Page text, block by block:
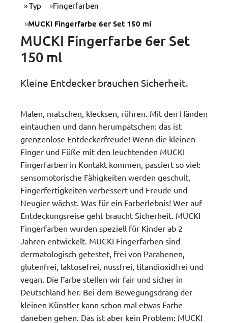
Typ Fingerfarben
MUCKI Fingerfarbe 6er Set 150 ml
MUCKI Fingerfarbe 6er Set
150 ml
Kleine Entdecker brauchen Sicherheit.
Malen, matschen, klecksen, rühren. Mit den Händen
eintauchen und dann herumpatschen: das ist
grenzenlose Entdeckerfreude! Wenn die kleinen
Finger und Füße mit den leuchtenden MUCKI
Fingerfarben in Kontakt kommen, passiert so viel:
sensomotorische Fähigkeiten werden geschult,
Fingerfertigkeiten verbessert und Freude und
Neugier wächst. Was für ein Farberlebnis! Wer auf
Entdeckungsreise geht braucht Sicherheit. MUCKI
Fingerfarben wurden speziell für Kinder ab 2
Jahren entwickelt. MUCKI Fingerfarben sind
dermatologisch getestet, frei von Parabenen,
glutenfrei, laktosefrei, nussfrei, titandioxidfrei und
vegan. Die Farbe stellen wir fair und sicher in
Deutschland her. Bei dem Bewegungsdrang der
kleinen Künstler kann schon mal etwas Farbe
daneben gehen. Das ist aber kein Problem: MUCKI